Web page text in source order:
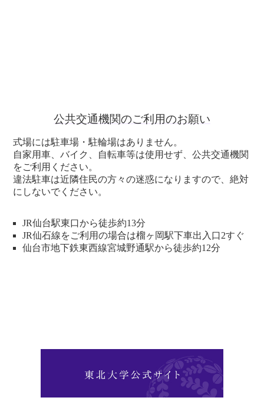
公共交通機関のご利用のお願い
式場には駐車場・駐輪場はありません。
自家用車、バイク、自転車等は使用せず、公共交通機関
をご利用ください。
違法駐車は近隣住民の方々の迷惑になりますので、絶対
にしないでください。
JR仙台駅東口から徒歩約13分
JR仙石線をご利用の場合は榴ヶ岡駅下車出入口2すぐ
仙台市地下鉄東西線宮城野通駅から徒歩約12分